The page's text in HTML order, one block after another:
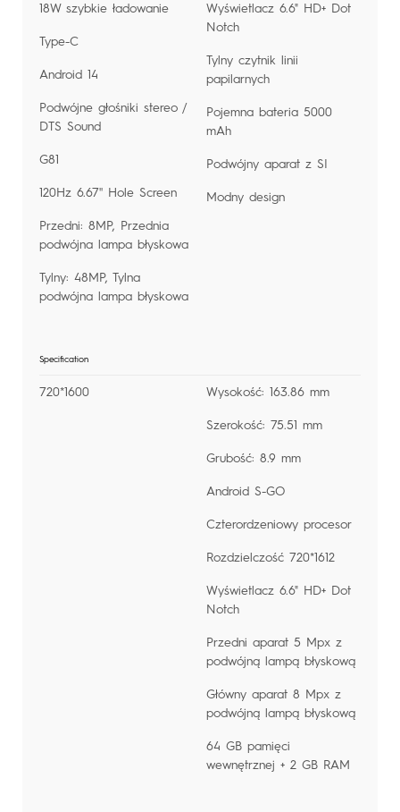
18W szybkie ładowanie
Type-C
Android 14
Podwójne głośniki stereo /
DTS Sound
G81
120Hz 6.67'' Hole Screen
Przedni: 8MP, Przednia
podwójna lampa błyskowa
Tylny: 48MP, Tylna
podwójna lampa błyskowa
Wyświetlacz 6.6" HD+ Dot
Notch
Tylny czytnik linii
papilarnych
Pojemna bateria 5000
mAh
Podwójny aparat z SI
Modny design
Specification
720*1600 Wysokość: 163.86 mm
Szerokość: 75.51 mm
Grubość: 8.9 mm
Android S-GO
Czterordzeniowy procesor
Rozdzielczość 720*1612
Wyświetlacz 6.6" HD+ Dot
Notch
Przedni aparat 5 Mpx z
podwójną lampą błyskową
Główny aparat 8 Mpx z
podwójną lampą błyskową
64 GB pamięci
wewnętrznej + 2 GB RAM